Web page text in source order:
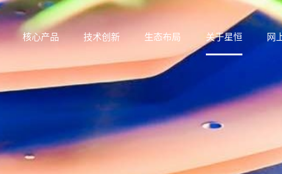
核心产品 技术创新 生态布局 关于星恒 网